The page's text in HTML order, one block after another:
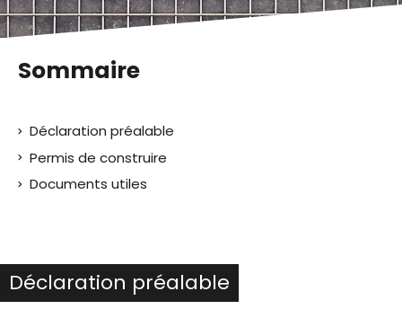
Sommaire
Déclaration préalable
Permis de construire
Documents utiles
Déclaration préalable